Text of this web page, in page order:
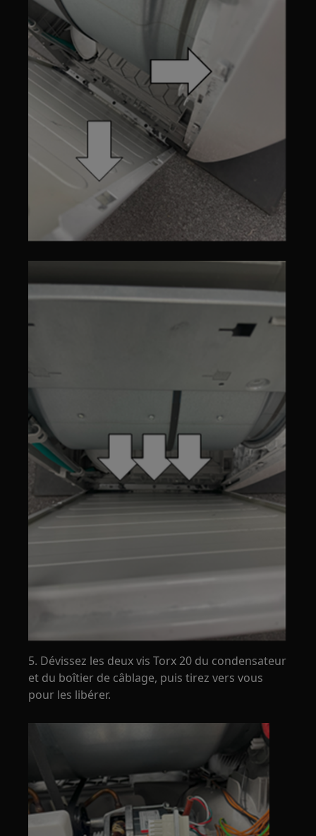
5. Dévissez les deux vis Torx 20 du condensateur
et du boîtier de câblage, puis tirez vers vous
pour les libérer.